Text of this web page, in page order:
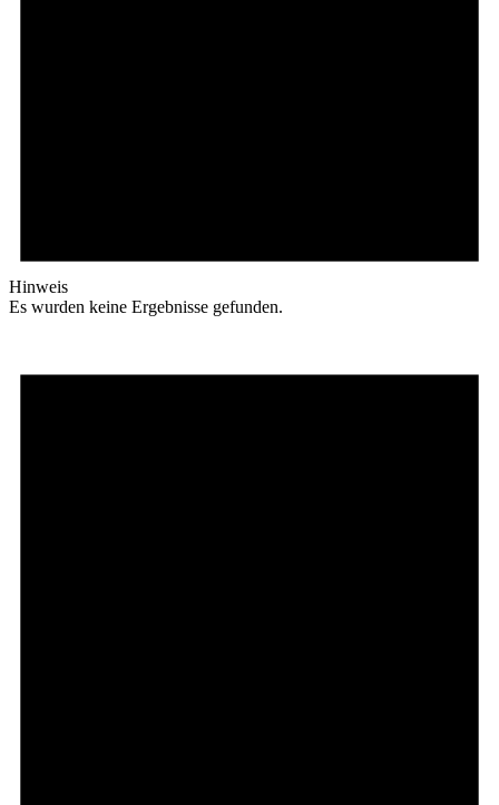
Hinweis
Es wurden keine Ergebnisse gefunden.